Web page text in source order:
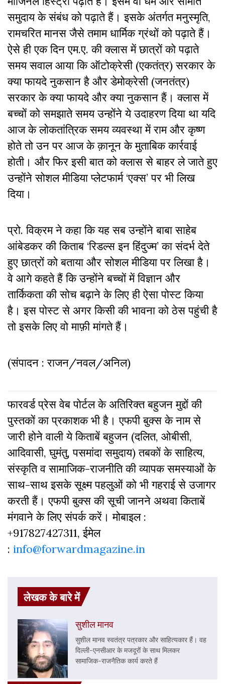
समुदाय के संबंध को पढ़ाते हैं। इसके अंतर्गत मनुस्मृति,
रामचरित मानस जैसे तमाम धार्मिक ग्रंथों को पढ़ाते हैं।
ऐसे ही एक दिन एम.ए. की क्लास में छात्रों को पढ़ाते
समय सवाल आया कि ऑटोक्रेसी (एकतंत्र) सरकार के
क्या फायदे नुकसान है और डेमोक्रेसी (जनतंत्र)
सरकार के क्या फायदे और क्या नुकसान हैं। क्लास में
बच्चों को समझाते समय उन्होंने ये उदाहरण दिया था यदि
आज के लोकतांत्रिक समय व्यवस्था में राम और कृष्ण
होते तो उन पर आज के क़ानून के मुताबिक कार्रवाई
होती। और फिर इसी बात को क्लास से बाहर ले जाते हुए
उन्होंने सोशल मीडिया प्लेटफार्म ‘एक्स’ पर भी लिख
दिया।
प्रो. विक्रम ने कहा कि यह सब उन्होंने बाबा साहेब
आंबेडकर की किताब ‘रिडल्स इन हिंदुज्म’ का संदर्भ देते
हुए छात्रों को बताया और सोशल मीडिया पर लिखा है।
वे आगे कहते हैं कि उन्होंने बच्चों में विज्ञान और
तार्किकता की सोच बढ़ाने के लिए ही ऐसा पोस्ट किया
है। इस पोस्ट से अगर किसी की भावना को ठेस पहुंची है
तो इसके लिए वो माफ़ी मांगते हैं।
(संपादन : राजन/नवल/अनिल)
फारवर्ड प्रेस वेब पोर्टल के अतिरिक्‍त बहुजन मुद्दों की
पुस्‍तकों का प्रकाशक भी है। एफपी बुक्‍स के नाम से
जारी होने वाली ये किताबें बहुजन (दलित, ओबीसी,
आदिवासी, घुमंतु, पसमांदा समुदाय) तबकों के साहित्‍य,
संस्‍क‍ृति व सामाजिक-राजनीति की व्‍यापक समस्‍याओं के
साथ-साथ इसके सूक्ष्म पहलुओं को भी गहराई से उजागर
करती हैं। एफपी बुक्‍स की सूची जानने अथवा किताबें
मंगवाने के लिए संपर्क करें। मोबाइल :
+917827427311, ईमेल
: info@forwardmagazine.in
लेखक के बारे में
सुशील मानव
सुशील मानव स्वतंत्र पत्रकार और साहित्यकार हैं। वह
दिल्ली-एनसीआर के मजदूरों के साथ मिलकर
सामाजिक-राजनैतिक कार्य करते हैं